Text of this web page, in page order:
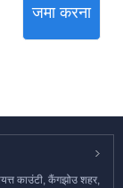
जमा करना
काउंटी, कैंगझोउ शहर,